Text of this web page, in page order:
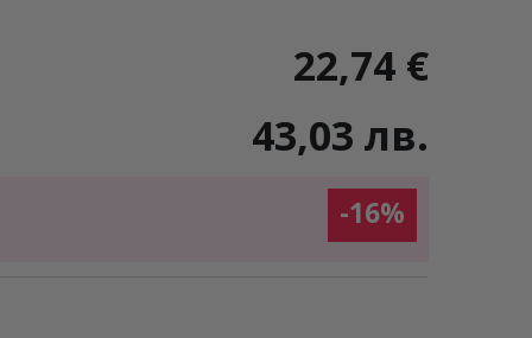
22,74 €
43,03 лв.
-16%